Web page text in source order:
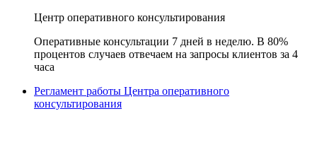
Центр оперативного консультирования
Оперативные консультации 7 дней в неделю. В 80%
процентов случаев отвечаем на запросы клиентов за 4
часа
Регламент работы Центра оперативного
консультирования